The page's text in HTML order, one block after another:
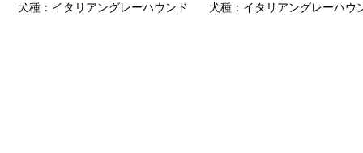
犬種：イタリアングレーハウンド
犬種：イタリアングレーハウ